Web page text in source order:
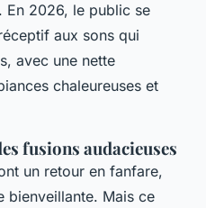
En 2026, le public se
aux sons qui
avec une nette
chaleureuses et
fusions audacieuses
un retour en fanfare,
bienveillante. Mais ce